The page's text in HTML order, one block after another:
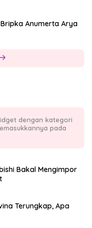
Anumerta Arya
dengan kategori
pada
Bakal Mengimpor
Terungkap, Apa